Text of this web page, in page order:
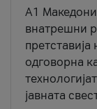
A1
внатрешни
одговорна
јавната